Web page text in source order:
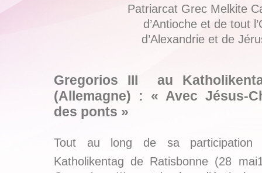
Patriarcat Grec Melkite
d’Antioche et de tout
d’Alexandrie et de
Gregorios III au
(Allemagne) : « Avec Jésus-
des ponts »
Tout au long de sa participation
Katholikentag de Ratisbonne (28